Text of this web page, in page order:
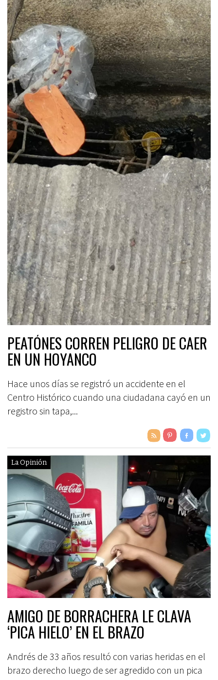
PEATÓNES CORREN PELIGRO DE CAER
EN UN HOYANCO
Hace unos días se registró un accidente en el
Centro Histórico cuando una ciudadana cayó en un
registro sin tapa,...
La Opinión
AMIGO DE BORRACHERA LE CLAVA
‘PICA HIELO’ EN EL BRAZO
Andrés de 33 años resultó con varias heridas en el
brazo derecho luego de ser agredido con un pica